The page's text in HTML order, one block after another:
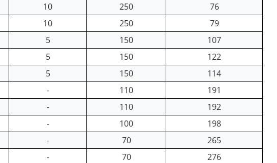
10 250
76
10 250
79
5 150
107
5 150
122
5 150
114
- 110
191
- 110
192
- 100
198
- 70
265
- 70
276